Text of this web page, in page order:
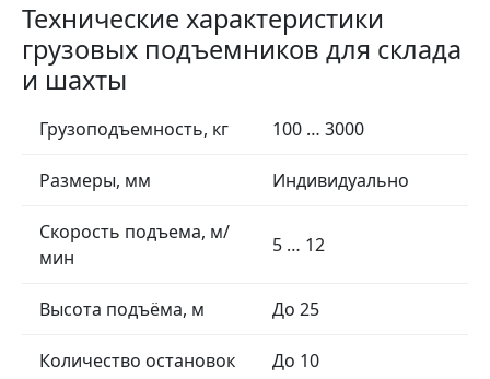
Технические характеристики
грузовых подъемников для склада
и шахты
Грузоподъемность, кг 100 … 3000
Размеры, мм Индивидуально
Скорость подъема, м/
мин
5 … 12
Высота подъёма, м До 25
Количество остановок До 10